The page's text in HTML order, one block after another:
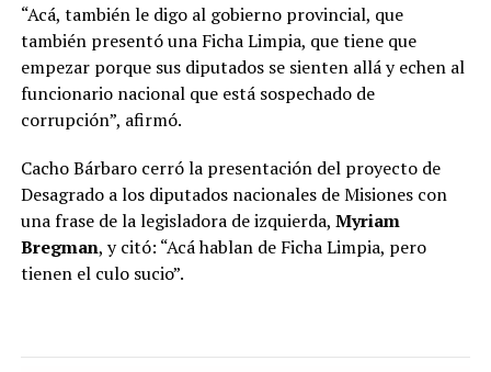
“Acá, también le digo al gobierno provincial, que
también presentó una Ficha Limpia, que tiene que
empezar porque sus diputados se sienten allá y echen al
funcionario nacional que está sospechado de
corrupción”, afirmó.
Cacho Bárbaro cerró la presentación del proyecto de
Desagrado a los diputados nacionales de Misiones con
una frase de la legisladora de izquierda, Myriam
Bregman, y citó: “Acá hablan de Ficha Limpia, pero
tienen el culo sucio”.